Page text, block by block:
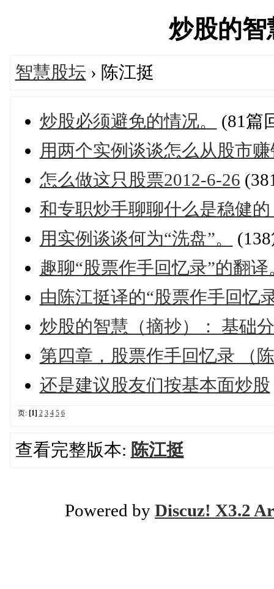
炒股的
智慧股坛 › 陈江挺
炒股必须避免的情况。
(81篇
用两个实例谈谈怎么从股市赚
怎么做这只股票2012-6-26
和专职炒手聊聊什么是稳健
用实例谈谈何为“洗盘”。
趣聊“股票作手回忆录”的翻译
由陈江挺译的“股票作手回忆
炒股的智慧（摘抄）： 基础
第四章，股票作手回忆录 （
还是建议股友们按基本面炒股
页: [1] 2 3 4 5 6
查看完整版本: 陈江挺
Powered by Discuz! X3.2